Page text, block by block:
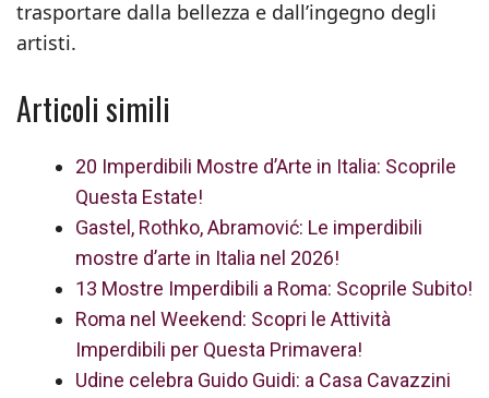
trasportare dalla bellezza e dall’ingegno degli
artisti.
Articoli simili
20 Imperdibili Mostre d’Arte in Italia: Scoprile
Questa Estate!
Gastel, Rothko, Abramović: Le imperdibili
mostre d’arte in Italia nel 2026!
13 Mostre Imperdibili a Roma: Scoprile Subito!
Roma nel Weekend: Scopri le Attività
Imperdibili per Questa Primavera!
Udine celebra Guido Guidi: a Casa Cavazzini